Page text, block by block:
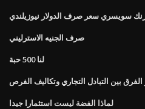
سويسري سعر صرف الدولار نيوزيلندي
صرف الجنيه الاسترليني
لنا 500 حبة
بين التبادل التجاري وتكاليف الفرص
لماذا الفضة ليست استثمارا جيدا